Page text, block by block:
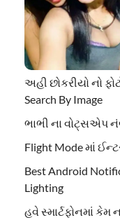
અહી છોકરીયો નો
Search By Image
ભાભી ના વોટ્સએપ
Flight Mode માં
Best Android
Lighting
હવે સ્માર્ટફોનમાં